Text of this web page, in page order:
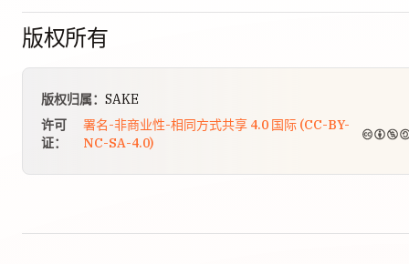
版权所有
版权归属： SAKE
许可
证：
署名-非商业性-相同方式共享 4.0 国际 (CC-BY-
NC-SA-4.0)